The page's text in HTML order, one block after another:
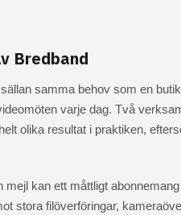
Bredband
samma behov som en
varje dag. Två
olika resultat i praktiken,
kan ett måttligt
stora filöverföringar,